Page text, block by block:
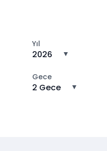
Yıl
2026 ▼
Gece
2 Gece ▼